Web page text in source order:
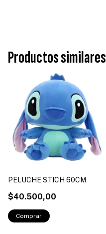
Productos similares
PELUCHE STICH 60CM
$40.500,00